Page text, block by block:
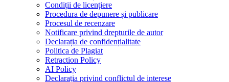
Condiții de licențiere
Procedura de depunere și publicare
Procesul de recenzare
Notificare privind drepturile de autor
Declarația de confidențialitate
Politica de Plagiat
Retraction Policy
AI Policy
Declarația privind conflictul de interese